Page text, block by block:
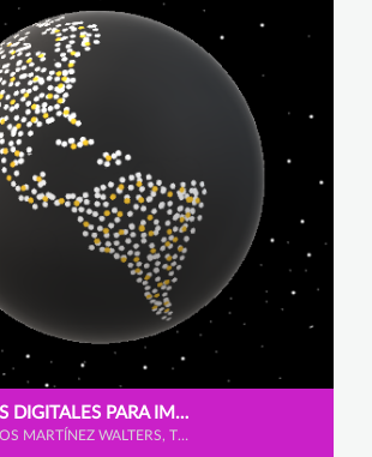
TECNOLOGÍAS DIGITALES PARA IMPULSAR LA CIUDADANÍA DIGITAL
Secundaria, CARLOS MARTÍNEZ WALTERS, TERESA YOHN MOINELO y CLARA VALENTINA DE LEÓN ÁVILA